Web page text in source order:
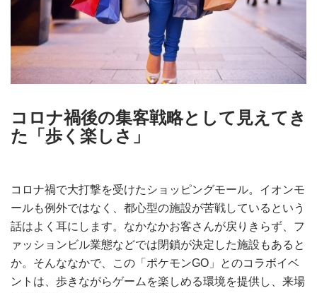
コロナ禍後の集客戦略として見えてき
た「歩く楽しさ」
コロナ禍で大打撃を受けたショッピングモール。イオンモ
ールも例外ではなく、都心型の施設が苦戦しているという
話はよく耳にします。なかなかお客さんが戻りきらず、フ
ァッションビル業態などでは閉鎖が決定した施設もあると
か。そんななかで、この「ポケモンGO」とのコラボイベ
ントは、歩きながらゲームを楽しめる環境を提供し、来場